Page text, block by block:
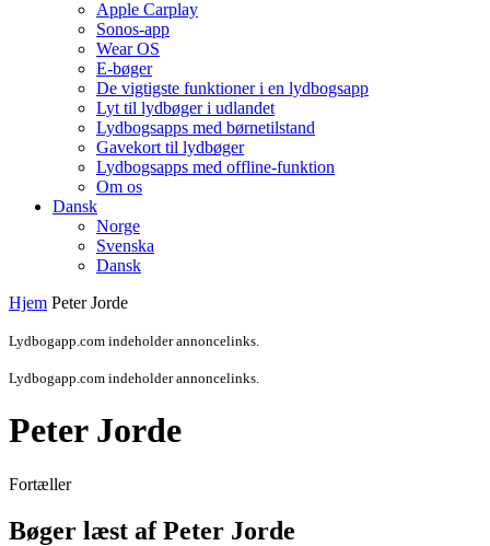
Apple Carplay
Sonos-app
Wear OS
E-bøger
De vigtigste funktioner i en lydbogsapp
Lyt til lydbøger i udlandet
Lydbogsapps med børnetilstand
Gavekort til lydbøger
Lydbogsapps med offline-funktion
Om os
Dansk
Norge
Svenska
Dansk
Hjem Peter Jorde
Lydbogapp.com indeholder annoncelinks.
Lydbogapp.com indeholder annoncelinks.
Peter Jorde
Fortæller
Bøger læst af Peter Jorde